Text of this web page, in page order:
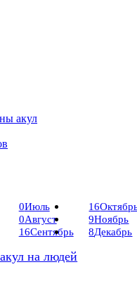
акул
0Июль
0Август
16Сентябрь
16
9Ноябрь
8Декабрь
на людей